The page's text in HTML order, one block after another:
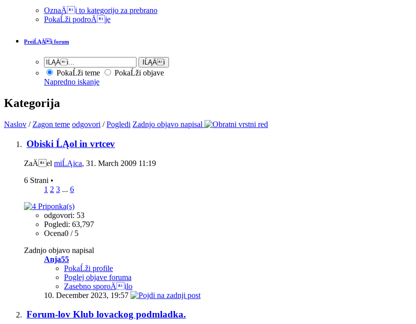
OznaÄi to kategorijo za prebrano
PokaĹži podroÄje
PreiĹĄÄi forum
PokaĹži teme
PokaĹži objave
Napredno iskanje
Kategorija
Naslov / Zagon teme odgovori /Pogledi Zadnjo objavo napisal
Obiski ĹĄol in vrtcev
ZaÄel miĹĄica‎, 31. March 2009 11:19
6 Strani •
1 2 3 ... 6
odgovori: 53
Pogledi: 63,797
Ocena0 / 5
Zadnjo objavo napisal
Anja55
PokaĹži profile
Poglej objave foruma
Zasebno sporoÄilo
10. December 2023, 19:57
Forum-lov Klub lovackog podmladka.